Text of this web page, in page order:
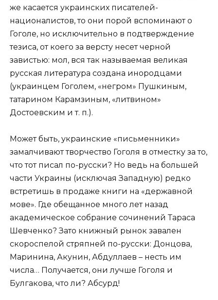
же касается украинских писателей-
националистов, то они порой вспоминают о
Гоголе, но исключительно в подтверждение
тезиса, от коего за версту несет черной
завистью: мол, вся так называемая великая
русская литература создана инородцами
(украинцем Гоголем, «негром» Пушкиным,
татарином Карамзиным, «литвином»
Достоевским и т. п.).
Может быть, украинские «письменники»
замалчивают творчество Гоголя в отместку за то,
что тот писал по-русски? Но ведь на большей
части Украины (исключая Западную) редко
встретишь в продаже книги на «державной
мове». Где обещанное много лет назад
академическое собрание сочинений Тараса
Шевченко? Зато книжный рынок завален
скороспелой стряпней по-русски: Донцова,
Маринина, Акунин, Абдуллаев – несть им
числа… Получается, они лучше Гоголя и
Булгакова, что ли? Абсурд!